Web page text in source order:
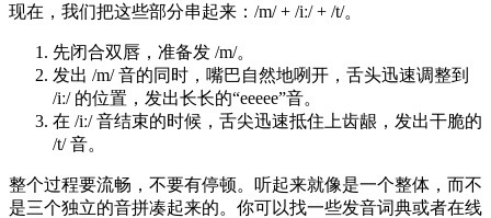
现在，我们把这些部分串起来：/m/ + /iː/ + /t/。
先闭合双唇，准备发 /m/。
发出 /m/ 音的同时，嘴巴自然地咧开，舌头迅速调整到
/iː/ 的位置，发出长长的“eeeee”音。
在 /iː/ 音结束的时候，舌尖迅速抵住上齿龈，发出干脆的
/t/ 音。
整个过程要流畅，不要有停顿。听起来就像是一个整体，而不
是三个独立的音拼凑起来的。你可以找一些发音词典或者在线